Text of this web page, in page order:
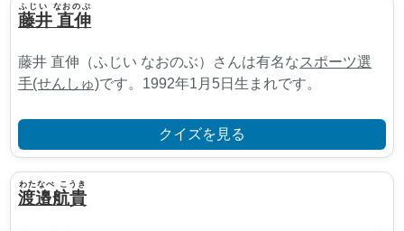
藤井 直伸
ふじい なおのぶ
藤井 直伸（ふじい なおのぶ）さんは有名なスポーツ選
手(せんしゅ)です。1992年1月5日生まれです。
クイズを見る
渡邉航貴
わたなべ こうき